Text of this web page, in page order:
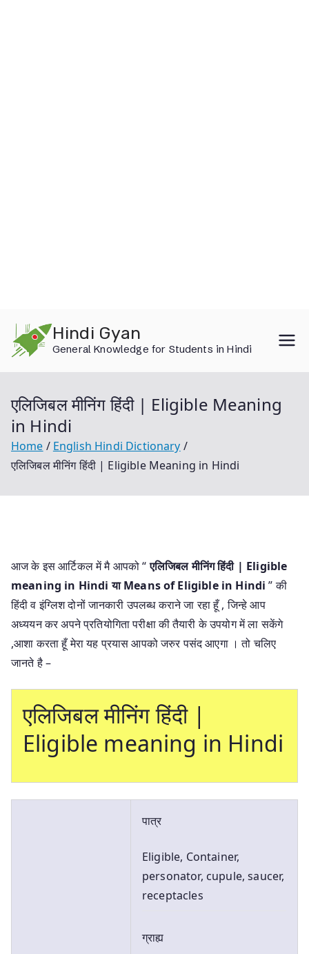
content
Hindi Gyan
General Knowledge for Students in Hindi
एलिजिबल मीनिंग हिंदी | Eligible Meaning
in Hindi
Home
English Hindi Dictionary
एलिजिबल मीनिंग हिंदी | Eligible Meaning in Hindi
आज के इस आर्टिकल में मै आपको “एलिजिबल मीनिंग हिंदी | Eligible
meaning in Hindi याMeans of Eligible in Hindi” की
हिंदी व इंग्लिश दोनों जानकारी उपलब्ध कराने जा रहा हूँ , जिन्हे आप
अध्ययन कर अपने प्रतियोगिता परीक्षा की तैयारी के उपयोग में ला सकेंगे
,आशा करता हूँ मेरा यह प्रयास आपको जरुर पसंद आएगा । तो चलिए
जानते है –
एलिजिबल मीनिंग हिंदी |
Eligible meaning in Hindi
पात्र
Eligible, Container,
personator, cupule, saucer,
receptacles
ग्राह्य